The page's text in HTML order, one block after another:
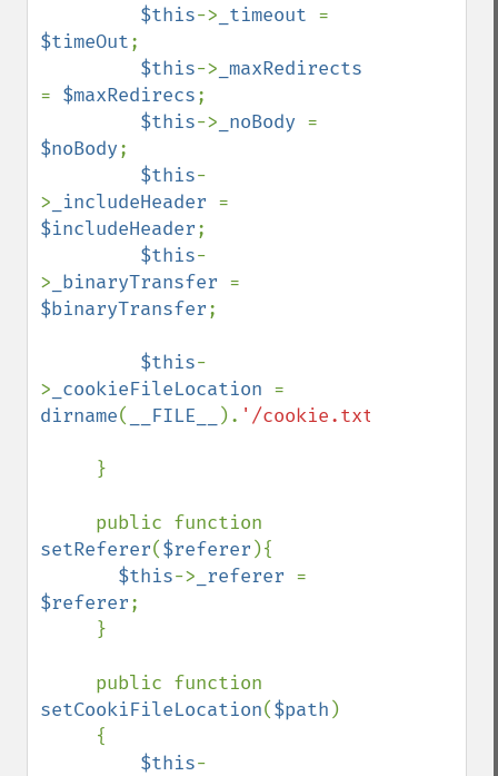
$this-> _timeout
$timeOut;
$this->
= $maxRedirecs;
$this-> _noBody
$noBody;
$this-
> _includeHeader
$includeHeader;
$this-
> _binaryTransfer
$binaryTransfer;
$this-
> _cookieFileLocation
dirname( __FILE__ ). '/cookie.txt'
setReferer($referer ){
$this-> _referer
$referer;
setCookiFileLocation($path )
$this-